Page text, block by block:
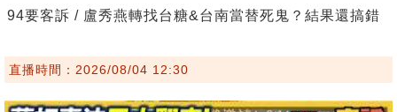
94要客訴 / 盧秀燕轉找台糖&台南當替死鬼？結果還搞錯
直播時間：2026/08/04 12:30